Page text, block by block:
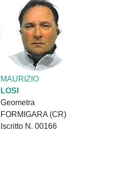
MAURIZIO
LOSI
Geometra
FORMIGARA (CR)
Iscritto N. 00166